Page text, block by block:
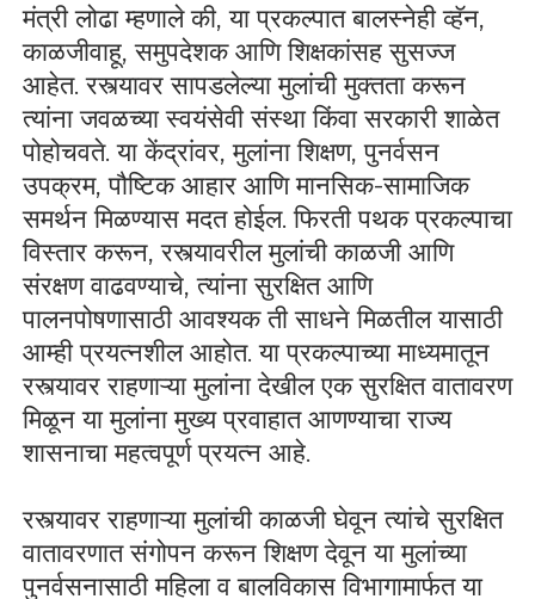
मंत्री लोढा म्हणाले की, या प्रकल्पात बालस्नेही व्हॅन,
काळजीवाहू, समुपदेशक आणि शिक्षकांसह सुसज्ज
आहेत. रस्त्यावर सापडलेल्या मुलांची मुक्तता करून
त्यांना जवळच्या स्वयंसेवी संस्था किंवा सरकारी शाळेत
पोहोचवते. या केंद्रांवर, मुलांना शिक्षण, पुनर्वसन
उपक्रम, पौष्टिक आहार आणि मानसिक-सामाजिक
समर्थन मिळण्यास मदत होईल. फिरती पथक प्रकल्पाचा
विस्तार करून, रस्त्यावरील मुलांची काळजी आणि
संरक्षण वाढवण्याचे, त्यांना सुरक्षित आणि
पालनपोषणासाठी आवश्यक ती साधने मिळतील यासाठी
आम्ही प्रयत्नशील आहोत. या प्रकल्पाच्या माध्यमातून
रस्त्यावर राहणाऱ्या मुलांना देखील एक सुरक्षित वातावरण
मिळून या मुलांना मुख्य प्रवाहात आणण्याचा राज्य
शासनाचा महत्वपूर्ण प्रयत्न आहे.
रस्त्यावर राहणाऱ्या मुलांची काळजी घेवून त्यांचे सुरक्षित
वातावरणात संगोपन करून शिक्षण देवून या मुलांच्या
पुनर्वसनासाठी महिला व बालविकास विभागामार्फत या